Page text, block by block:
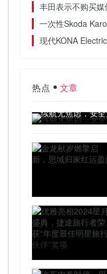
丰田表示不购买媒
一次性Skoda
现代KONA
热点 文章
续航无焦虑，安